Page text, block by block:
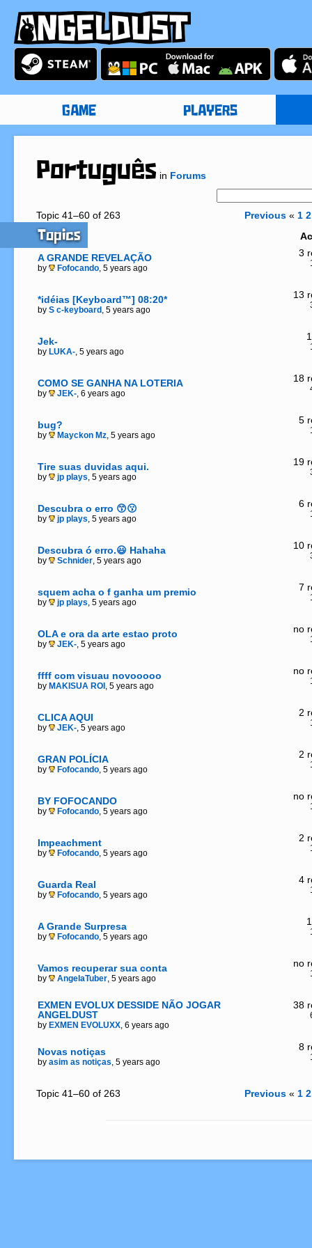
GAME PLAYERS
Português in Forums
Topic 41–60 of 263 Previous « 1 2
Topics
A GRANDE REVELAÇÃO
by Fofocando, 5 years ago
3
*idéias [Keyboard™] 08:20*
by S c-keyboard , 5 years ago
13
Jek-
by LUKA-, 5 years ago
COMO SE GANHA NA LOTERIA
by JEK-, 6 years ago
18
bug?
by Mayckon Mz, 5 years ago
5
Tire suas duvidas aqui.
by jp plays, 5 years ago
19
Descubra o erro 😙😗
by jp plays, 5 years ago
6
Descubra ó erro.😃 Hahaha
by Schnider, 5 years ago
10
squem acha o f ganha um premio
by jp plays, 5 years ago
7
OLA e ora da arte estao proto
by JEK-, 5 years ago
no
ffff com visuau novooooo
by MAKISUA ROI , 5 years ago
no
CLICA AQUI
by JEK-, 5 years ago
2
GRAN POLÍCIA
by Fofocando, 5 years ago
2
BY FOFOCANDO
by Fofocando, 5 years ago
no
Impeachment
by Fofocando, 5 years ago
2
Guarda Real
by Fofocando, 5 years ago
4
A Grande Surpresa
by Fofocando, 5 years ago
Vamos recuperar sua conta
by AngelaTuber, 5 years ago
no
EXMEN EVOLUX DESSIDE NÃO JOGAR
ANGELDUST
by EXMEN EVOLUXX, 6 years ago
38
Novas notiças
by asim as notiças, 5 years ago
8
Topic 41–60 of 263 Previous « 1 2